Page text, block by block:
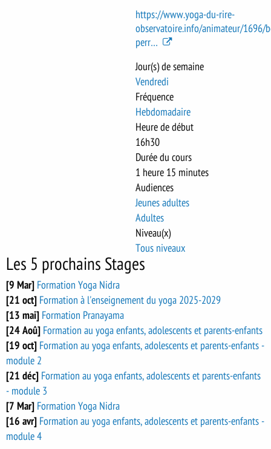
https://www.yoga-du-rire-
observatoire.info/animateur/1696/
perr…
Jour(s) de semaine
Vendredi
Fréquence
Hebdomadaire
Heure de début
16h30
Durée du cours
1 heure 15 minutes
Audiences
Jeunes adultes
Adultes
Niveau(x)
Tous niveaux
Les 5 prochains Stages
[9 Mar] Formation Yoga Nidra
[21 oct] Formation à l'enseignement du yoga 2025-2029
[13 mai] Formation Pranayama
[24 Aoû] Formation au yoga enfants, adolescents et parents-enfants
[19 oct] Formation au yoga enfants, adolescents et parents-enfants -
module 2
[21 déc] Formation au yoga enfants, adolescents et parents-enfants
- module 3
[7 Mar] Formation Yoga Nidra
[16 avr] Formation au yoga enfants, adolescents et parents-enfants -
module 4